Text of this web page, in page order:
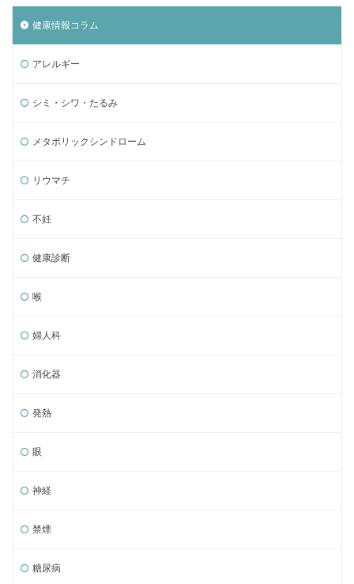
健康情報コラム
アレルギー
シミ・シワ・たるみ
メタボリックシンドローム
リウマチ
不妊
健康診断
喉
婦人科
消化器
発熱
眼
神経
禁煙
糖尿病